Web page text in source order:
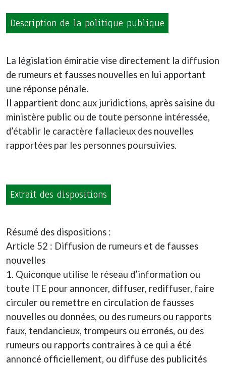
Description de la politique publique
La législation émiratie vise directement la diffusion
de rumeurs et fausses nouvelles en lui apportant
une réponse pénale.
Il appartient donc aux juridictions, après saisine du
ministère public ou de toute personne intéressée,
d’établir le caractère fallacieux des nouvelles
rapportées par les personnes poursuivies.
Extrait des dispositions
Résumé des dispositions :
Article 52 : Diffusion de rumeurs et de fausses
nouvelles
1. Quiconque utilise le réseau d’information ou
toute ITE pour annoncer, diffuser, rediffuser, faire
circuler ou remettre en circulation de fausses
nouvelles ou données, ou des rumeurs ou rapports
faux, tendancieux, trompeurs ou erronés, ou des
rumeurs ou rapports contraires à ce qui a été
annoncé officiellement, ou diffuse des publicités